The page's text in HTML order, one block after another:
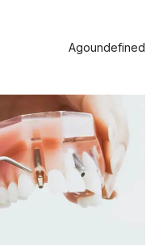
Agoundefined